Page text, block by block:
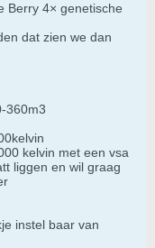
Berry 4× genetische
dat zien we dan
360m3
kelvin met een vsa
liggen en wil graag
instel baar van